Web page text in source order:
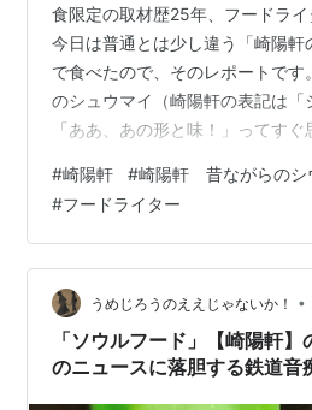
食限定の取材歴25年、フードライ
今日は普通とは少し違う「崎陽軒
で食べたので、そのレポートです
のシュウマイ（崎陽軒の表記は「
「ああ、あの形と味！」ってす
含みますが、本記事はPR記事では
ています。 シュウマイは美味 崎
マイ」30個入り。 シュウマイっ
す。ひき肉団子に玉ねぎと調味料
て、薄い皮で包んで蒸した料理。
満足度が高い。冷めてもおいし
#崎陽軒 #崎陽軒 昔ながらのシ
#フードライター
うめじろうのええじゃないか！ •
「ソウルフード」【崎陽軒
のニュースに落胆する鉄道音